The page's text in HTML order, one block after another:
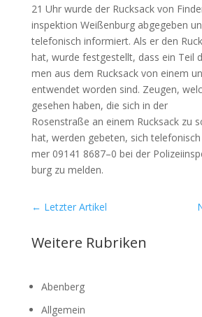
21 Uhr wur­de der Ruck­sack von
in­spek­ti­on Wei­ßen­burg abge­ge­ben
tele­fo­nisch infor­miert. Als er den
hat, wur­de fest­ge­stellt, dass ein Teil
men aus dem Ruck­sack von einem
ent­wen­det wor­den sind. Zeu­gen,
gese­hen haben, die sich in der
Rosen­stra­ße an einem Ruck­sack zu
hat, wer­den gebe­ten, sich
mer 09141 8687–0 bei der
burg zu mel­den.
← Letzter Artikel
Weitere Rubriken
Abenberg
Allgemein